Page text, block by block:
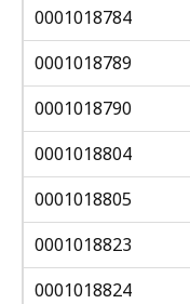
0001018784
0001018789
0001018790
0001018804
0001018805
0001018823
0001018824